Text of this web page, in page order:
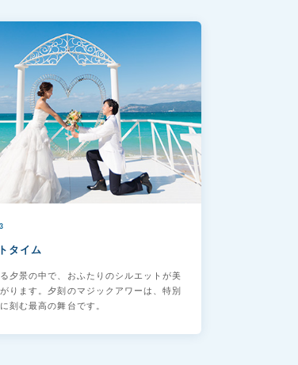
タイム
夕景の中で、おふたりのシルエットが美
ります。夕刻のマジックアワーは、特別
刻む最高の舞台です。